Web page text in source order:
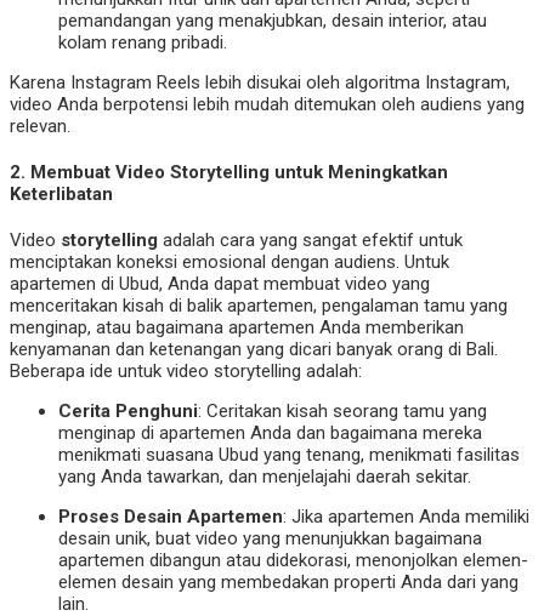
pemandangan yang menakjubkan, desain interior, atau
kolam renang pribadi.
Karena Instagram Reels lebih disukai oleh algoritma Instagram,
video Anda berpotensi lebih mudah ditemukan oleh audiens yang
relevan.
2. Membuat Video Storytelling untuk Meningkatkan
Keterlibatan
Video storytelling adalah cara yang sangat efektif untuk
menciptakan koneksi emosional dengan audiens. Untuk
apartemen di Ubud, Anda dapat membuat video yang
menceritakan kisah di balik apartemen, pengalaman tamu yang
menginap, atau bagaimana apartemen Anda memberikan
kenyamanan dan ketenangan yang dicari banyak orang di Bali.
Beberapa ide untuk video storytelling adalah:
Cerita Penghuni: Ceritakan kisah seorang tamu yang
menginap di apartemen Anda dan bagaimana mereka
menikmati suasana Ubud yang tenang, menikmati fasilitas
yang Anda tawarkan, dan menjelajahi daerah sekitar.
Proses Desain Apartemen: Jika apartemen Anda memiliki
desain unik, buat video yang menunjukkan bagaimana
apartemen dibangun atau didekorasi, menonjolkan elemen-
elemen desain yang membedakan properti Anda dari yang
lain.